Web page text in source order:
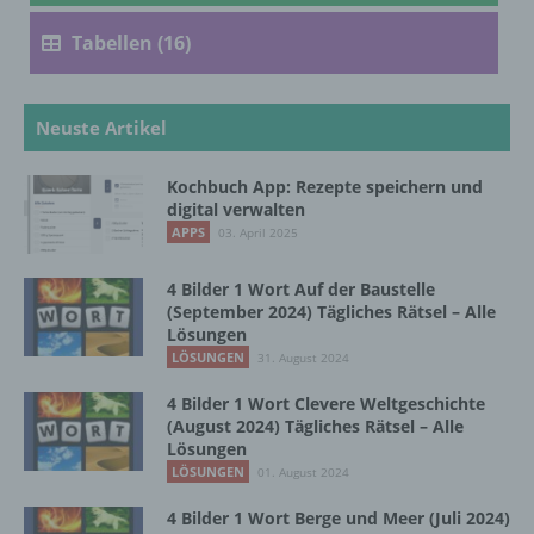
Tabellen (16)
Neuste Artikel
Kochbuch App: Rezepte speichern und
digital verwalten
APPS 03. April 2025
4 Bilder 1 Wort Auf der Baustelle
(September 2024) Tägliches Rätsel – Alle
Lösungen
LÖSUNGEN 31. August 2024
4 Bilder 1 Wort Clevere Weltgeschichte
(August 2024) Tägliches Rätsel – Alle
Lösungen
LÖSUNGEN 01. August 2024
4 Bilder 1 Wort Berge und Meer (Juli 2024)
d) Einschränkung der Verarbeitung
Einschränkung der Verarbeitung ist die
Markierung gespeicherter
personenbezogener Daten mit dem Ziel, ihre
künftige Verarbeitung einzuschränken.
Profiling ist jede Art der automatisierten
Verarbeitung personenbezogener Daten, die
darin besteht, dass diese
werden, um bestimmte persönliche Aspekte,
die sich auf eine natürliche Person beziehen,
zu bewerten, insbesondere, um Aspekte
bezüglich Arbeitsleistung, wirtschaftlicher
Lage, Gesundheit, persönlicher Vorlieben,
Interessen, Zuverlässigkeit, Verhalten,